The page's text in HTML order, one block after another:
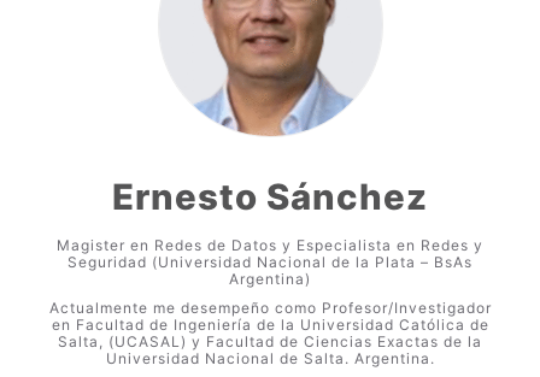
Ernesto Sánchez
Magister en Redes de Datos y Especialista en Redes y
Seguridad (Universidad Nacional de la Plata – BsAs
Argentina)
Actualmente me desempeño como Profesor/Investigador
en Facultad de Ingeniería de la Universidad Católica de
Salta, (UCASAL) y Facultad de Ciencias Exactas de la
Universidad Nacional de Salta. Argentina.